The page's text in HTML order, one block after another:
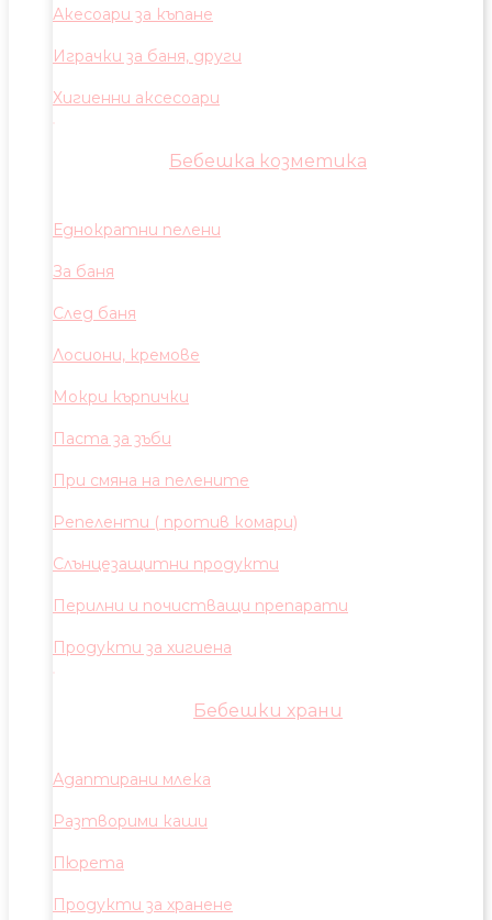
Акесоари за къпане
Играчки за баня, други
Хигиенни аксесоари
Бебешка козметика
Еднократни пелени
За баня
След баня
Лосиони, кремове
Мокри кърпички
Паста за зъби
При смяна на пелените
Репеленти ( против комари)
Слънцезащитни продукти
Перилни и почистващи препарати
Продукти за хигиена
Бебешки храни
Адаптирани млека
Разтворими каши
Пюрета
Продукти за хранене